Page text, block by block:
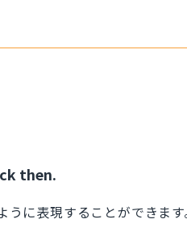
then.
に表現することができます